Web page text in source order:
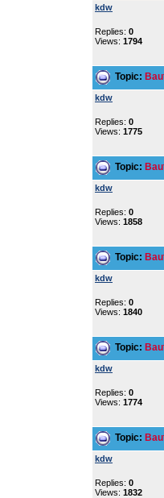
kdw
Replies: 0
Views: 1794
Topic:
kdw
Replies: 0
Views: 1775
Topic:
kdw
Replies: 0
Views: 1858
Topic:
kdw
Replies: 0
Views: 1840
Topic:
kdw
Replies: 0
Views: 1774
Topic:
kdw
Replies: 0
Views: 1832